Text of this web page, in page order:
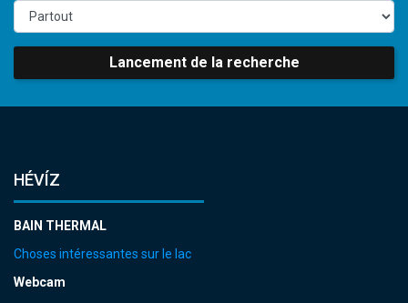
Lancement de la recherche
HÉVÍZ
BAIN THERMAL
Choses intéressantes sur le lac
Webcam